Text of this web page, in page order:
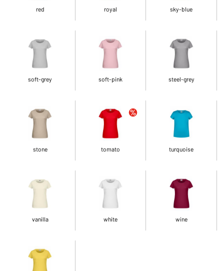
red royal sky-blue
soft-grey soft-pink steel-grey
stone tomato turquoise
vanilla white wine